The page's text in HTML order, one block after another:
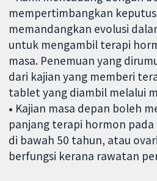
mempertimbangkan
memandangkan evolusi
untuk mengambil terapi
masa. Penemuan yang
dari kajian yang memberi
tablet yang diambil melalui
• Kajian masa depan boleh
panjang terapi hormon
di bawah 50 tahun, atau
berfungsi kerana rawatan